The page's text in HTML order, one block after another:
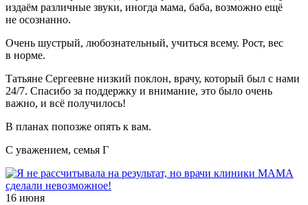
издаём различные звуки, иногда мама, баба, возможно ещё
не осознанно.
Очень шустрый, любознательный, учиться всему. Рост, вес
в норме.
Татьяне Сергеевне низкий поклон, врачу, который был с нами
24/7. Спасибо за поддержку и внимание, это было очень
важно, и всё получилось!
В планах попозже опять к вам.
С уважением, семья Г
16 июня